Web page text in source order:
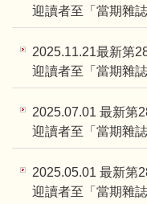
迎讀者至「當期雜
2025.11.21最新第
迎讀者至「當期雜
2025.07.01 最新第
迎讀者至「當期雜
2025.05.01 最新第
迎讀者至「當期雜